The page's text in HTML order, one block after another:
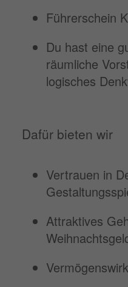
Führerschein
Du hast eine
räumliche
logisches
Dafür bieten wir
Vertrauen in
Attraktives